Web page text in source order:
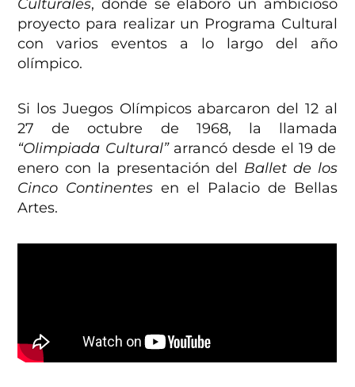
Culturales, donde se elaboró un ambicioso
proyecto para realizar un Programa Cultural
con varios eventos a lo largo del año
olímpico.
Si los Juegos Olímpicos abarcaron del 12 al
27 de octubre de 1968, la llamada
“Olimpiada Cultural”arrancó desde el 19 de
enero con la presentación del Ballet de los
Cinco Continentes en el Palacio de Bellas
Artes.